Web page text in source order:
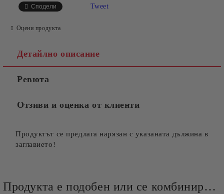
Сподели Tweet
Оцени продукта
Детайлно описание
Ревюта
Отзиви и оценка от клиенти
Продуктът се предлага нарязан с указаната дължина в
заглавието!
Продукта е подобен или се комбинира добре и със следните продукти :